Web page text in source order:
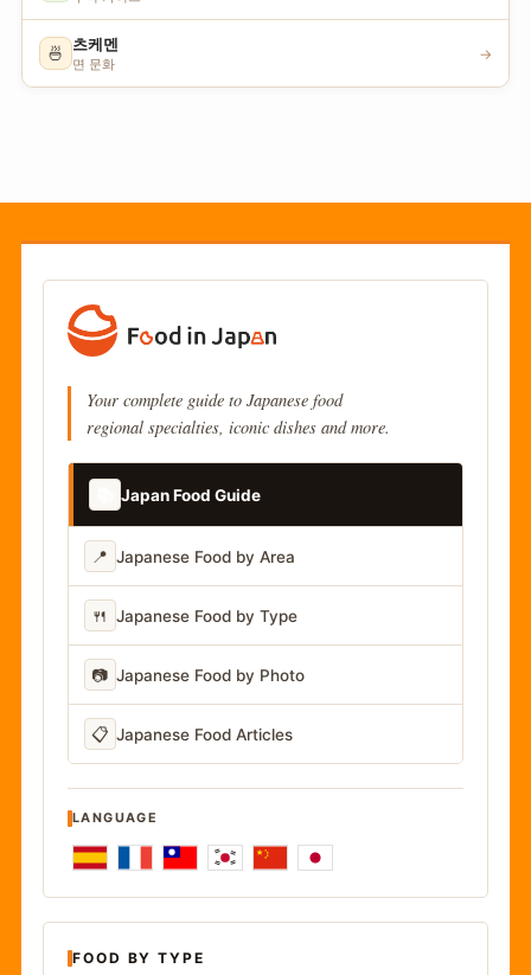
🍜 츠케멘
면 문화
→
Your complete guide to Japanese food
regional specialties, iconic dishes and more.
Japan Food Guide
📍 Japanese Food by Area
🍴 Japanese Food by Type
📷 Japanese Food by Photo
📋 Japanese Food Articles
LANGUAGE
FOOD BY TYPE